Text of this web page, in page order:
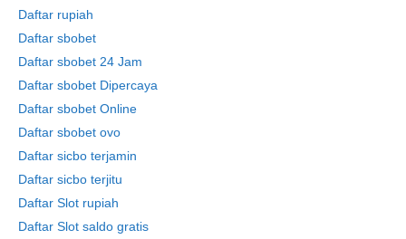
Daftar rupiah
Daftar sbobet
Daftar sbobet 24 Jam
Daftar sbobet Dipercaya
Daftar sbobet Online
Daftar sbobet ovo
Daftar sicbo terjamin
Daftar sicbo terjitu
Daftar Slot rupiah
Daftar Slot saldo gratis